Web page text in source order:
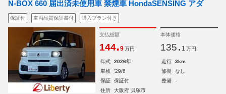
N-BOX 660 届出済未使用車 禁煙車 HondaSENSING アダ
保証付 車両品質保証書付 購入プラン付き
支払総額
144.9 万円
本体価格
135. 1 万円
年式 2026年 走行
3km
車検
'29/6 修復
なし
保証
保証付 整備
-
住所
大阪府 貝塚市